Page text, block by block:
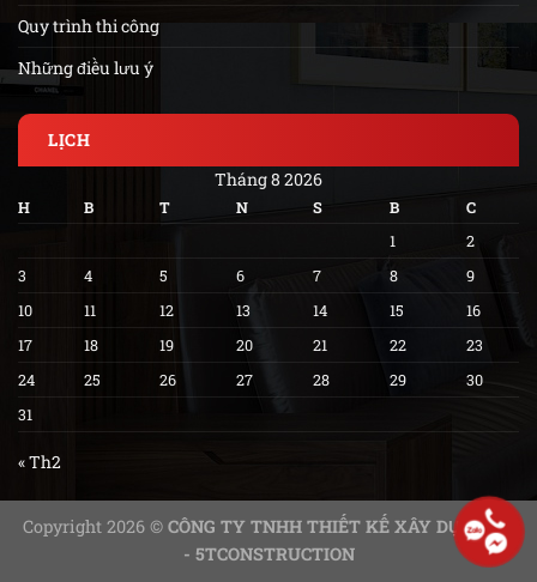
Quy trình thi công
Những điều lưu ý
LỊCH
Tháng 8 2026
H B T N S B
C
1
2
3
4 5 6 7 8
9
10
11 12 13 14 15
16
17
18 19 20 21 22
23
24
25 26 27 28 29
30
31
« Th2
Copyright 2026 © CÔNG TY TNHH THIẾT KẾ XÂY DỰNG 5T
- 5TCONSTRUCTION